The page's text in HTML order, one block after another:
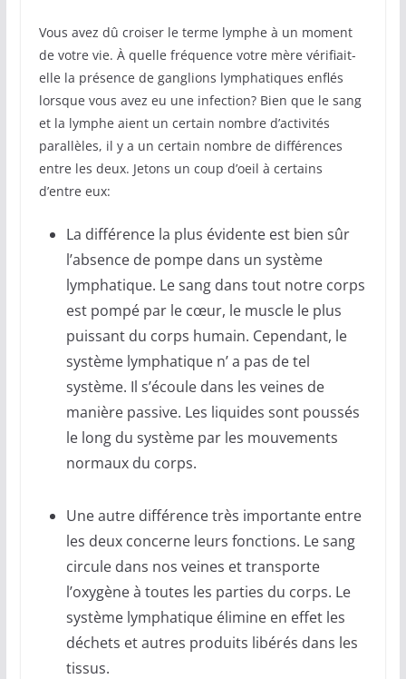
Vous avez dû croiser le terme lymphe à un moment
de votre vie. À quelle fréquence votre mère vérifiait-
elle la présence de ganglions lymphatiques enflés
lorsque vous avez eu une infection? Bien que le sang
et la lymphe aient un certain nombre d’activités
parallèles, il y a un certain nombre de différences
entre les deux. Jetons un coup d’oeil à certains
d’entre eux:
La différence la plus évidente est bien sûr
l’absence de pompe dans un système
lymphatique. Le sang dans tout notre corps
est pompé par le cœur, le muscle le plus
puissant du corps humain. Cependant, le
système lymphatique n’ a pas de tel
système. Il s’écoule dans les veines de
manière passive. Les liquides sont poussés
le long du système par les mouvements
normaux du corps.
Une autre différence très importante entre
les deux concerne leurs fonctions. Le sang
circule dans nos veines et transporte
l’oxygène à toutes les parties du corps. Le
système lymphatique élimine en effet les
déchets et autres produits libérés dans les
tissus.